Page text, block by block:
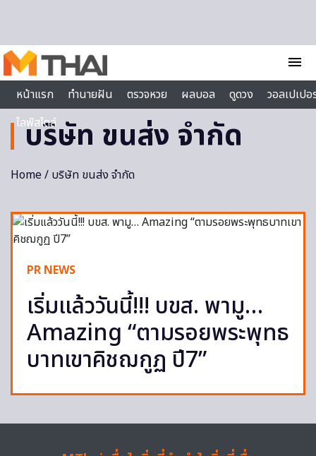
menu
หน้าแรก
ทำนายฝัน ตรวจหวย ผลบอล ดูดวง
วอลเปเป
ไลฟ์สไตล์
บริษัท ขนส่ง จำกัด
Home/ บริษัท ขนส่ง จำกัด
PR NEWS
เริ่มแล้ววันนี้!!! บขส. พามู…
Amazing “ตามรอยพระพุทธ
บาทเขาคิชฌกูฏ ปี7”